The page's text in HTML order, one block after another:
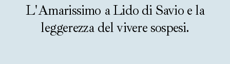
L'Amarissimo a Lido di Savio e la
leggerezza del vivere sospesi.